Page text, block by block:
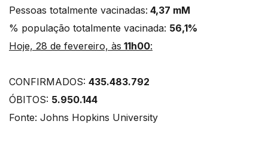
Pessoas totalmente vacinadas: 4,37 mM
% população totalmente vacinada: 56,1%
Hoje, 28 de fevereiro, às 11h00:
CONFIRMADOS: 435.483.792
ÓBITOS: 5.950.144
Fonte: Johns Hopkins University